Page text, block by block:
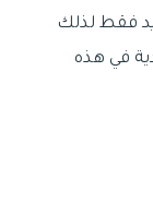
فقط لذلك
في هذه